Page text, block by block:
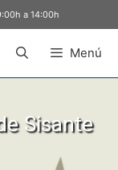
a 14:00h
Menú
Sisante